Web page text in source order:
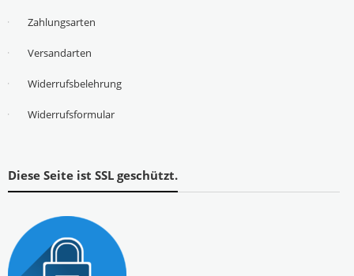
Zahlungsarten
Versandarten
Widerrufsbelehrung
Widerrufsformular
Diese Seite ist SSL geschützt.